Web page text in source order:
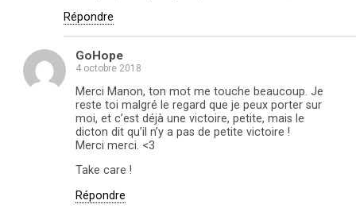
Répondre
GoHope
4 octobre 2018
Merci Manon, ton mot me touche beaucoup. Je
reste toi malgré le regard que je peux porter sur
moi, et c’est déjà une victoire, petite, mais le
dicton dit qu’il n’y a pas de petite victoire !
Merci merci. <3
Take care !
Répondre